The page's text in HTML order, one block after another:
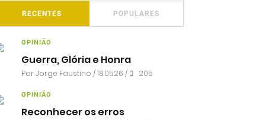
RECENTES POPULARES
OPINIÃO
Guerra, Glória e Honra
PorJorge Faustino / 18.05.26 / 205
OPINIÃO
Reconhecer os erros